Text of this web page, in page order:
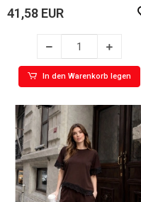
41,58 EUR
In den Warenkorb legen